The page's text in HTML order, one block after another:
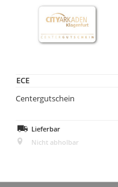
ECE
Centergutschein
Lieferbar
Nicht abholbar